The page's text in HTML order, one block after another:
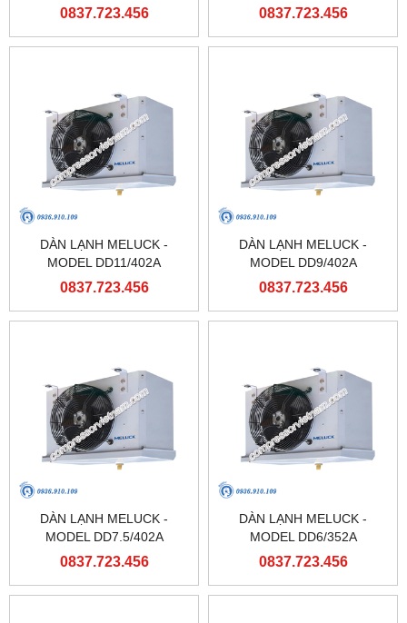
0837.723.456 0837.723.456
DÀN LẠNH MELUCK -
MODEL DD11/402A
0837.723.456
DÀN LẠNH MELUCK -
MODEL DD9/402A
0837.723.456
DÀN LẠNH MELUCK -
MODEL DD7.5/402A
0837.723.456
DÀN LẠNH MELUCK -
MODEL DD6/352A
0837.723.456